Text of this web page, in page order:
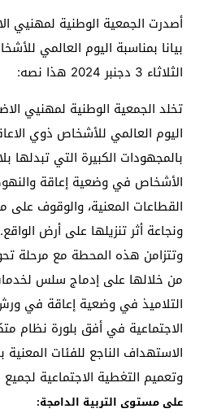
أصدرت الجمعية الوطنية لمهنيي
بيانا بمناسبة اليوم العالمي
الثلاثاء 3 دجنبر 2024 هذا نصه:
تخلد الجمعية الوطنية لمهنيي
اليوم العالمي للأشخاص ذوي
بالمجهودات الكبيرة التي تبدلها
الأشخاص في وضعية إعاقة
القطاعات المعنية، والوقوف على
ونجاعة أثر تنزيلها على أرض الواقع.
وتتزامن هذه المحطة مع مرحلة
من خلالها على إدماج سلس
التلاميذ في وضعية إعاقة في
الاجتماعية في أفق بلورة نظام
الاستهداف الناجع للفئات المعنية
وتعميم التغطية الاجتماعية لجميع
على مستوى التربية الدامجة: